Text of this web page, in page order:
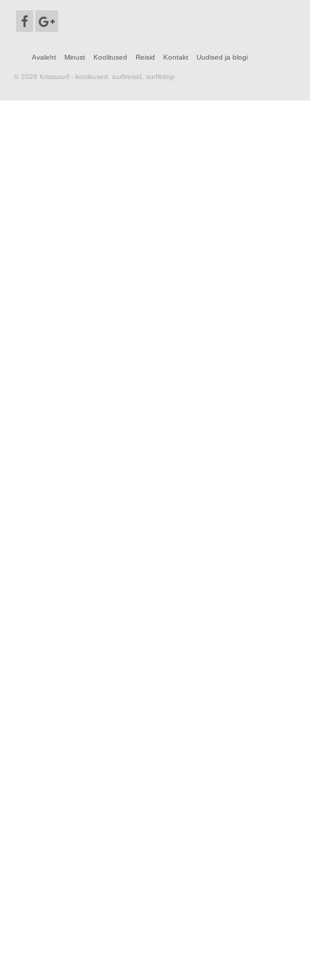
Avaleht Minust Koolitused Reisid Kontakt Uudised ja blogi
© 2026 Kristasurf - koolitused, surfireisid, surfiblogi